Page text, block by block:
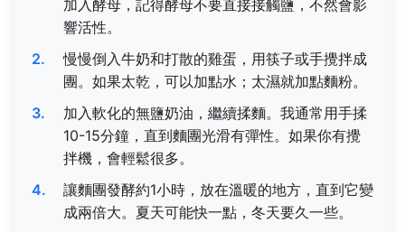
加入酵母，記得酵母不要直接接觸鹽，不然會影
響活性。
慢慢倒入牛奶和打散的雞蛋，用筷子或手攪拌成
團。如果太乾，可以加點水；太濕就加點麵粉。
加入軟化的無鹽奶油，繼續揉麵。我通常用手揉
10-15分鐘，直到麵團光滑有彈性。如果你有攪
拌機，會輕鬆很多。
讓麵團發酵約1小時，放在溫暖的地方，直到它變
成兩倍大。夏天可能快一點，冬天要久一些。